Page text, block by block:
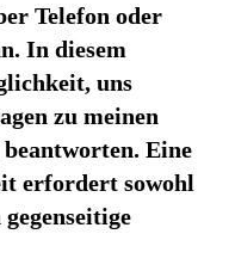
Telefon oder
In diesem
uns
zu meinen
Eine
erfordert sowohl